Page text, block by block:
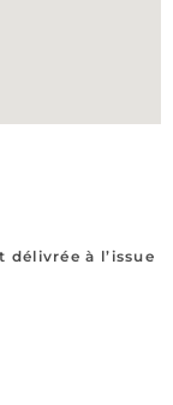
délivrée à l’issue